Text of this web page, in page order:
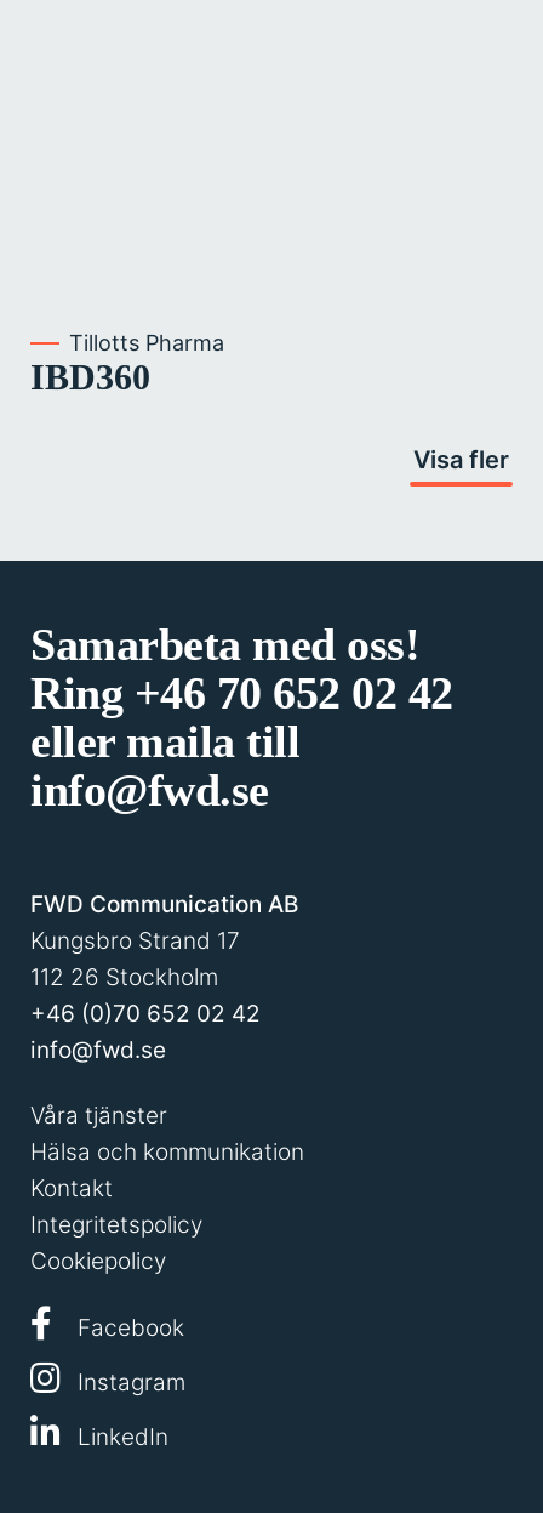
Tillotts Pharma
IBD360
Visa fler
Samarbeta med oss!
Ring +46 70 652 02 42
eller maila till
info@fwd.se
FWD Communication AB
Kungsbro Strand 17
112 26 Stockholm
+46 (0)70 652 02 42
info@fwd.se
Våra tjänster
Hälsa och kommunikation
Kontakt
Integritetspolicy
Cookiepolicy
Facebook
Instagram
LinkedIn